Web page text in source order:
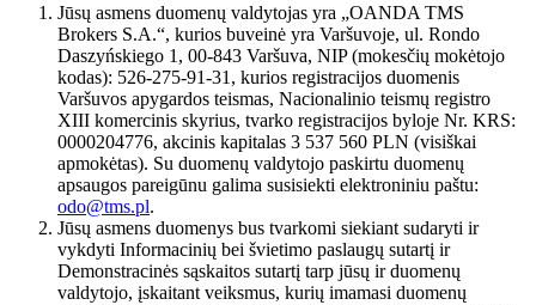
Jūsų asmens duomenų valdytojas yra „OANDA TMS
Brokers S.A.“, kurios buveinė yra Varšuvoje, ul. Rondo
Daszyńskiego 1, 00-843 Varšuva, NIP (mokesčių mokėtojo
kodas): 526-275-91-31, kurios registracijos duomenis
Varšuvos apygardos teismas, Nacionalinio teismų registro
XIII komercinis skyrius, tvarko registracijos byloje Nr. KRS:
0000204776, akcinis kapitalas 3 537 560 PLN (visiškai
apmokėtas). Su duomenų valdytojo paskirtu duomenų
apsaugos pareigūnu galima susisiekti elektroniniu paštu:
odo@tms.pl.
Jūsų asmens duomenys bus tvarkomi siekiant sudaryti ir
vykdyti Informacinių bei švietimo paslaugų sutartį ir
Demonstracinės sąskaitos sutartį tarp jūsų ir duomenų
valdytojo, įskaitant veiksmus, kurių imamasi duomenų